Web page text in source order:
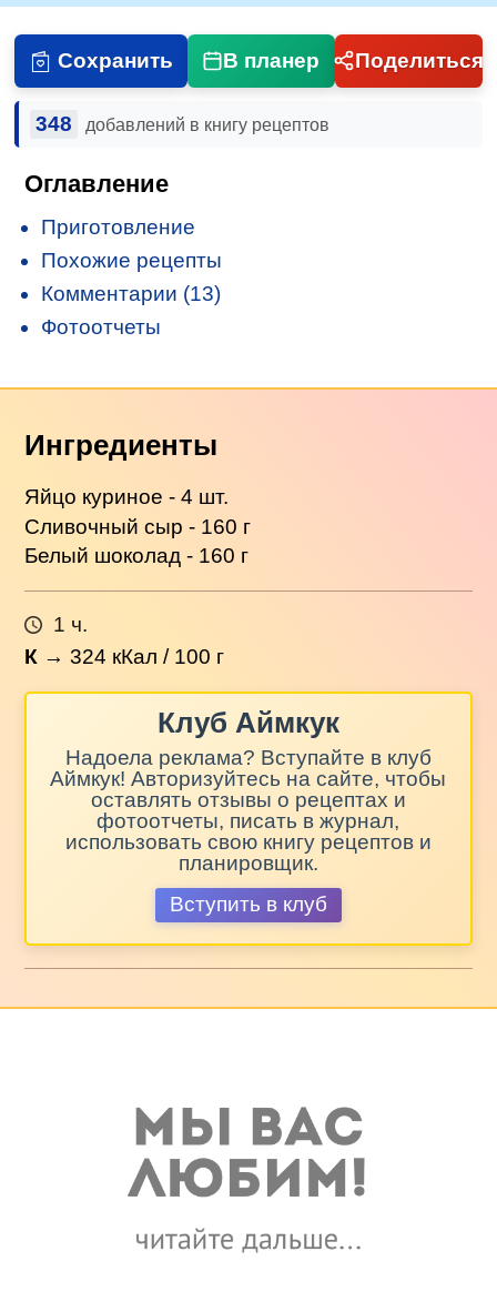
Сохранить В планер Поделиться
348 добавлений в книгу рецептов
Оглавление
Приготовление
Похожие рецепты
Комментарии (13)
Фотоотчеты
Ингредиенты
Яйцо куриное - 4 шт.
Сливочный сыр - 160 г
Белый шоколад - 160 г
1 ч.
К →324 кКал / 100 г
Клуб Аймкук
Надоела реклама? Вступайте в клуб
Аймкук! Авторизуйтесь на сайте, чтобы
оставлять отзывы о рецептах и
фотоотчеты, писать в журнал,
использовать свою книгу рецептов и
планировщик.
Вступить в клуб